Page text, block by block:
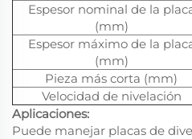
Espesor nominal de la
(mm)
Espesor máximo de la
(mm)
Pieza más corta (mm)
Velocidad de nivelación
Aplicaciones:
Puede manejar placas de